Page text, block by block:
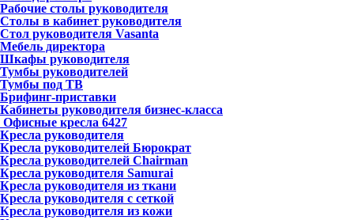
Рабочие столы руководителя
Столы в кабинет руководителя
Стол руководителя Vasanta
Мебель директора
Шкафы руководителя
Тумбы руководителей
Тумбы под ТВ
Брифинг-приставки
Кабинеты руководителя бизнес-класса
Офисные кресла 6427
Кресла руководителя
Кресла руководителей Бюрократ
Кресла руководителей Chairman
Кресла руководителя Samurai
Кресла руководителя из ткани
Кресла руководителя с сеткой
Кресла руководителя из кожи